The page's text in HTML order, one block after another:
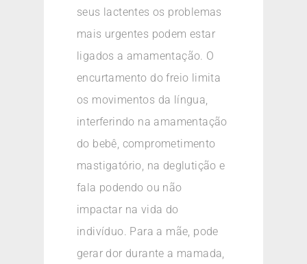
seus lactentes os problemas
mais urgentes podem estar
ligados a amamentação. O
encurtamento do freio limita
os movimentos da língua,
interferindo na amamentação
do bebê, comprometimento
mastigatório, na deglutição e
fala podendo ou não
impactar na vida do
indivíduo. Para a mãe, pode
gerar dor durante a mamada,